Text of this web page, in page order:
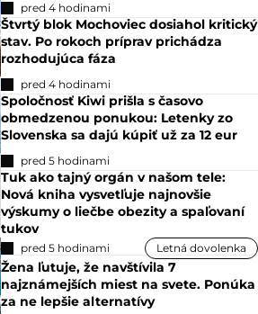
pred 4 hodinami
Štvrtý blok Mochoviec dosiahol kritický
stav. Po rokoch príprav prichádza
rozhodujúca fáza
pred 4 hodinami
Spoločnosť Kiwi prišla s časovo
obmedzenou ponukou: Letenky zo
Slovenska sa dajú kúpiť už za 12 eur
pred 5 hodinami
Tuk ako tajný orgán v našom tele:
Nová kniha vysvetľuje najnovšie
výskumy o liečbe obezity a spaľovaní
tukov
pred 5 hodinami Letná dovolenka
Žena ľutuje, že navštívila 7
najznámejších miest na svete. Ponúka
za ne lepšie alternatívy